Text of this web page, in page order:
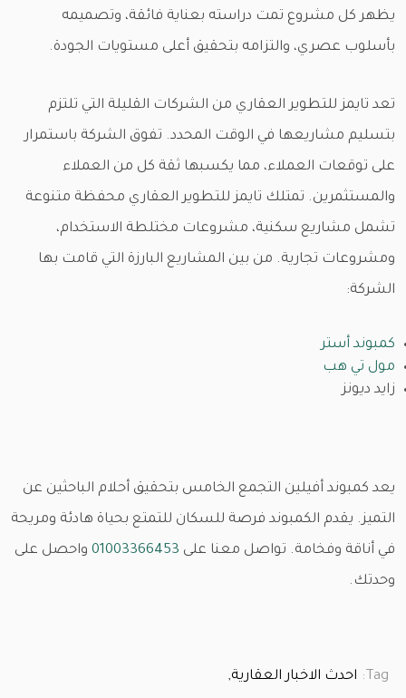
يظهر كل مشروع تمت دراسته بعناية فائقة، وتصميمه
بأسلوب عصري، والتزامه بتحقيق أعلى مستويات الجودة.
تعد تايمز للتطوير العقاري من الشركات القليلة التي تلتزم
بتسليم مشاريعها في الوقت المحدد. تفوق الشركة باستمرار
على توقعات العملاء، مما يكسبها ثقة كل من العملاء
والمستثمرين. تمتلك تايمز للتطوير العقاري محفظة متنوعة
تشمل مشاريع سكنية، مشروعات مختلطة الاستخدام،
ومشروعات تجارية. من بين المشاريع البارزة التي قامت بها
الشركة:
كمبوند أستر
مول تي هب
زايد ديونز
يعد كمبوند أفيلين التجمع الخامس بتحقيق أحلام الباحثين عن
التميز. يقدم الكمبوند فرصة للسكان للتمتع بحياة هادئة ومريحة
في أناقة وفخامة. تواصل معنا على 01003366453 واحصل على
وحدتك.
Tag: احدث الاخبار العقارية,